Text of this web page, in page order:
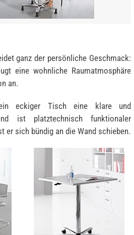
ganz der persönliche Geschmack:
eine wohnliche Raumatmosphäre
an.
eckiger Tisch eine klare und
ist platztechnisch funktionaler
er sich bündig an die Wand schieben.